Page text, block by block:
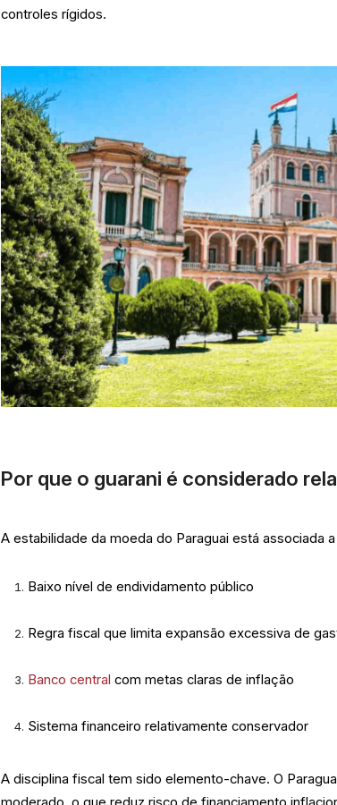
controles rígidos.
Por que o guarani é considerado
A estabilidade da moeda do Paraguai está associada
Baixo nível de endividamento público
Regra fiscal que limita expansão excessiva de
Banco central com metas claras de inflação
Sistema financeiro relativamente conservador
A disciplina fiscal tem sido elemento-chave. O